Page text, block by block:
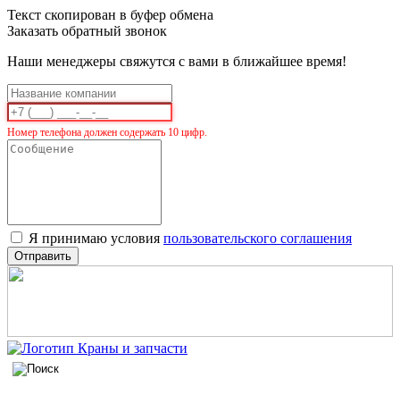
Текст скопирован в буфер обмена
Заказать обратный звонок
Наши менеджеры свяжутся с вами в ближайшее время!
Номер телефона должен содержать 10 цифр.
Я принимаю условия пользовательского соглашения
Отправить